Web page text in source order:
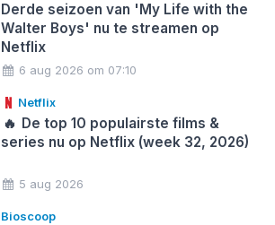
Derde seizoen van 'My Life with the
Walter Boys' nu te streamen op
Netflix
6 aug 2026 om 07:10
Netflix
🔥 De top 10 populairste films &
series nu op Netflix (week 32, 2026)
5 aug 2026
Bioscoop